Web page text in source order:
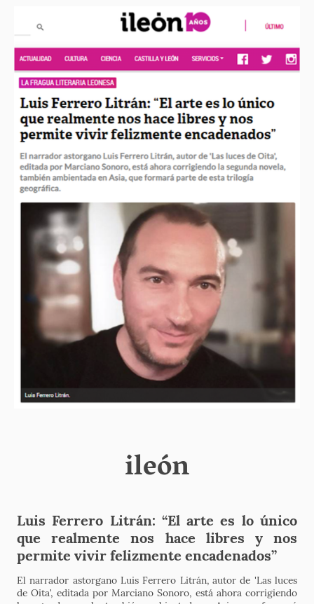
ileón
Luis Ferrero Litrán: “El arte es lo único
que realmente nos hace libres y nos
permite vivir felizmente encadenados”
El narrador astorgano Luis Ferrero Litrán, autor de 'Las luces
de Oita', editada por Marciano Sonoro, está ahora corrigiendo